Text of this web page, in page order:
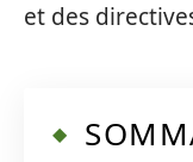
et des